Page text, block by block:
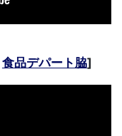
食品デパート脇]